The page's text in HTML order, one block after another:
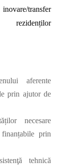
transfer
rezidenților
aferente
prin ajutor de
necesare
prin
tehnică